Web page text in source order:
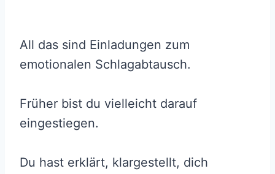
All das sind Einladungen zum
emotionalen Schlagabtausch.
Früher bist du vielleicht darauf
eingestiegen.
Du hast erklärt, klargestellt, dich